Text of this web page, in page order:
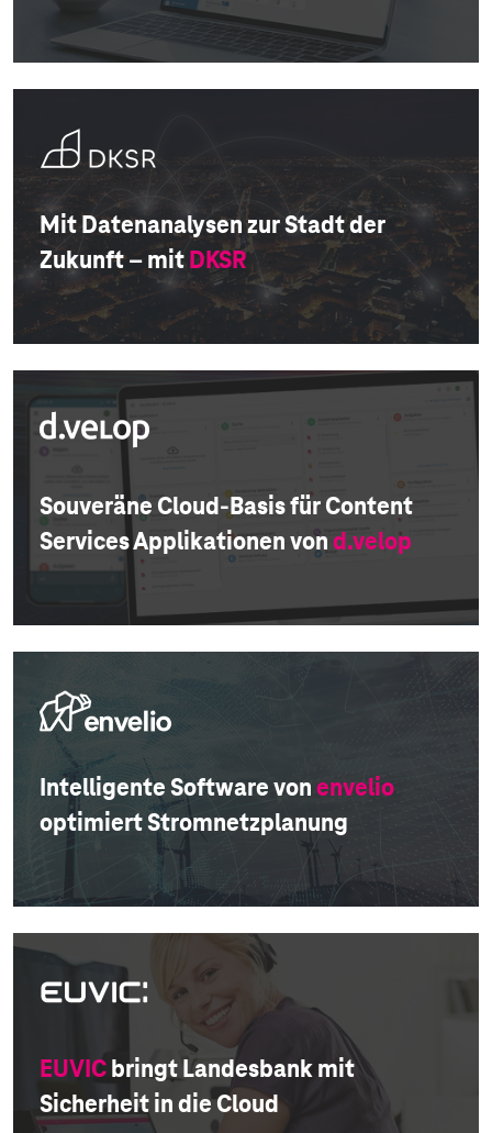
Mit Datenanalysen zur Stadt der
Zukunft – mitDKSR
Souveräne Cloud-Basis für Content
Services Applikationen vond.velop
Intelligente Software vonenvelio
optimiert Stromnetzplanung
EUVICbringt Landesbank mit
Sicherheit in die Cloud